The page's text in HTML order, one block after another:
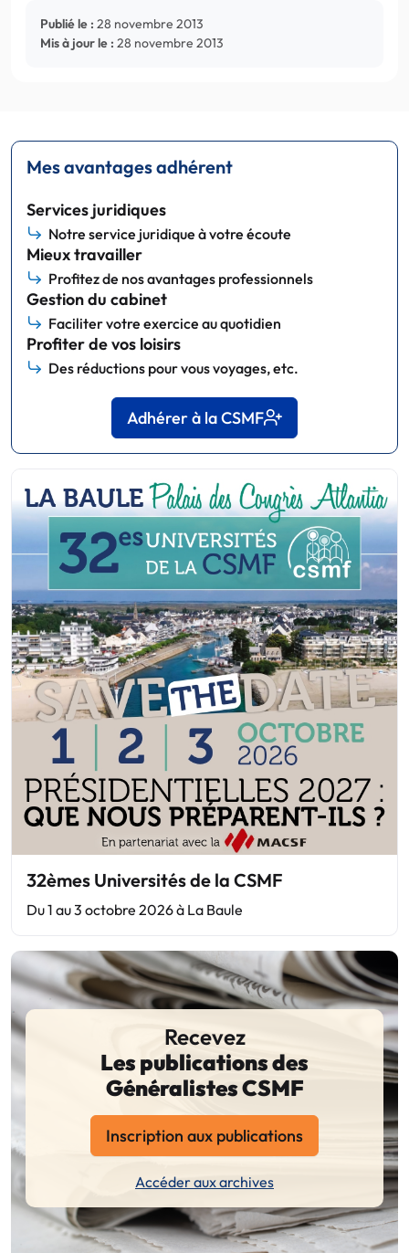
Publié le : 28 novembre 2013
Mis à jour le : 28 novembre 2013
Mes avantages adhérent
Services juridiques
Notre service juridique à votre écoute
Mieux travailler
Profitez de nos avantages professionnels
Gestion du cabinet
Faciliter votre exercice au quotidien
Profiter de vos loisirs
Des réductions pour vous voyages, etc.
Adhérer à la CSMF
32èmes Universités de la CSMF
Du 1 au 3 octobre 2026 à La Baule
Recevez
Les publications des
Généralistes CSMF
Inscription aux publications
Accéder aux archives